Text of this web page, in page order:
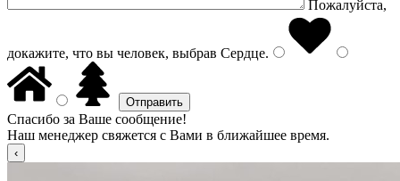
Пожалуйста,
докажите, что вы человек, выбрав Сердце.
Спасибо за Ваше сообщение!
Наш менеджер свяжется с Вами в ближайшее время.